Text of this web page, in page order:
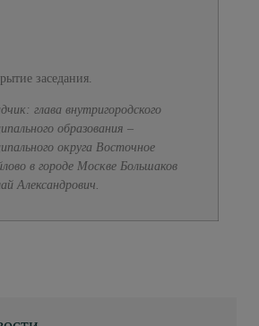
заседания.
глава внутригородского
образования –
округа Восточное
в городе Москве Большаков
Александрович.